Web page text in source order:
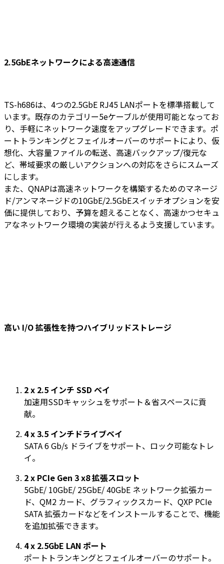
2.5GbEネットワークによる高速通信
TS-h686は、4つの2.5GbE RJ45 LANポートを標準搭載して
います。既存のカテゴリー5eケーブルが使用可能となってお
り、手軽にネットワーク速度をアップグレードできます。ポ
ートトランキングとフェイルオーバーのサポートにより、仮
想化、大容量ファイルの転送、高速バックアップ/復元な
ど、帯域要求の厳しいアクションへの対応をさらにスムーズ
にします。
また、QNAPは高速ネットワークを構築するためのマネージ
ド/アンマネージドの10GbE/2.5GbEスイッチオプションを安
価に提供しており、予算を超えることなく、高速かつセキュ
アなネットワーク環境の実装が行えるよう支援しています。
高い I/O 拡張性を持つハイブリッドストレージ
2 x 2.5 インチ SSD ベイ
加速用SSDキャッシュをサポート＆省スペースに貢
献。
4 x 3.5 インチドライブベイ
SATA 6 Gb/s ドライブをサポート、ロック可能なトレ
イ。
2 x PCIe Gen 3 x8 拡張スロット
5GbE/ 10GbE/ 25GbE/ 40GbE ネットワーク拡張カー
ド、QM2 カード、グラフィックスカード、QXP PCIe
SATA 拡張カードなどをインストールすることで、機能
を追加拡張できます。
4 x 2.5GbE LAN ポート
ポートトランキングとフェイルオーバーのサポート。